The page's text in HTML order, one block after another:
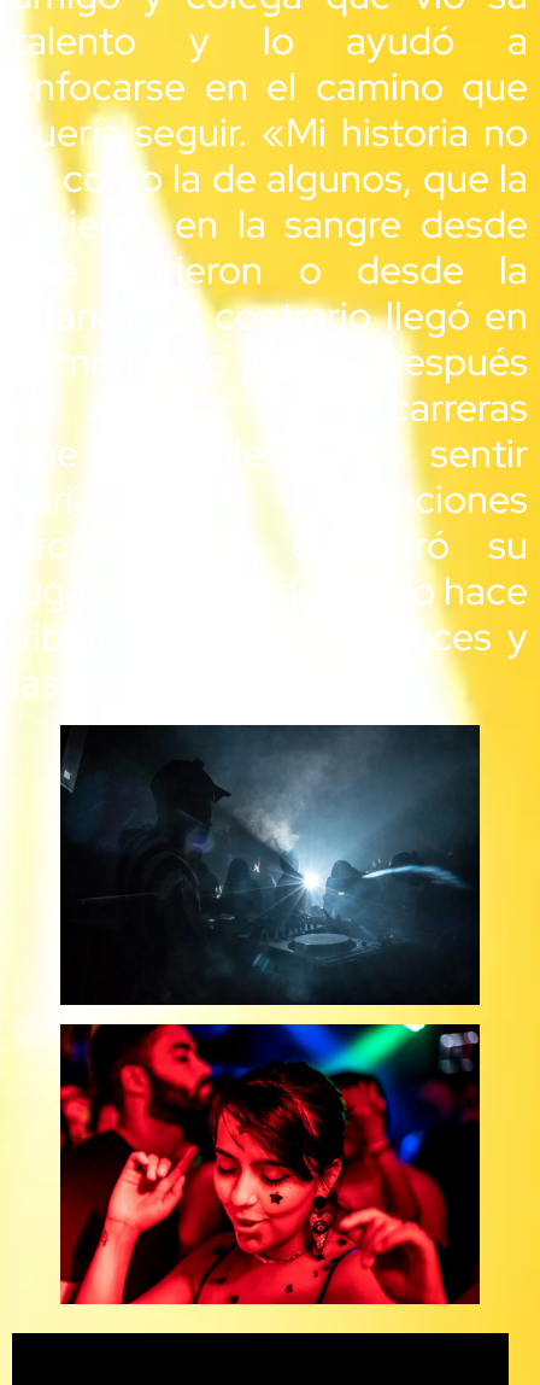
talento y lo ayudó a
enfocarse en el camino que
quería seguir. «Mi historia no
es como la de algunos, que la
tuvieron en la sangre desde
que nacieron o desde la
infancia, al contrario llegó en
el momento justo». Después
de estudiar varias carreras
que no lo llenaron y sentir
varias decepciones
profesionales, encontró su
lugar en el mundo que lo hace
vibrar al ritmo de las luces y
las sombras.